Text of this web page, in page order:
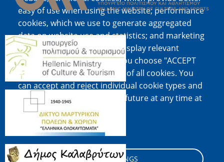
easy of use when using the website; performance
cookies, which we use to generate aggregated
data on website use and statistics; and marketing
cookies, which are used to display relevant
content and advertising. If you choose "ACCEPT
ALL", you consent to the use of all cookies. You
can accept and reject individual cookie types and
revoke your consent for the future at any time at
"Settings".
Cookie documentation
COOKIE SETTINGS
Image
Image
Image